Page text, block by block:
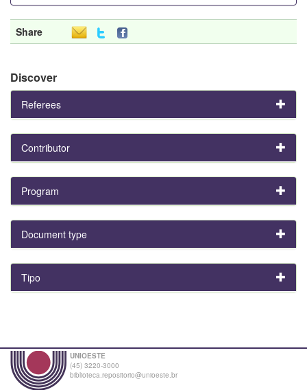
Share
Discover
Referees
Contributor
Program
Document type
Tipo
UNIOESTE
(45) 3220-3000
biblioteca.repositorio@unioeste.br